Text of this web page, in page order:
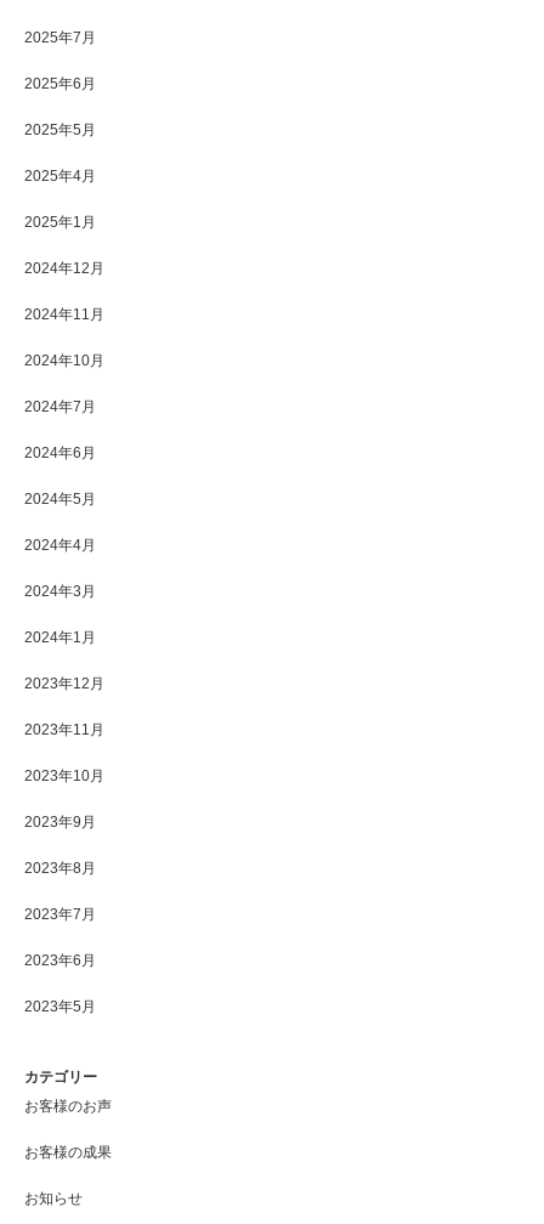
2025年7月
2025年6月
2025年5月
2025年4月
2025年1月
2024年12月
2024年11月
2024年10月
2024年7月
2024年6月
2024年5月
2024年4月
2024年3月
2024年1月
2023年12月
2023年11月
2023年10月
2023年9月
2023年8月
2023年7月
2023年6月
2023年5月
カテゴリー
お客様のお声
お客様の成果
お知らせ